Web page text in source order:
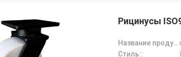
Рицинусы
Название продукта:
Стиль::